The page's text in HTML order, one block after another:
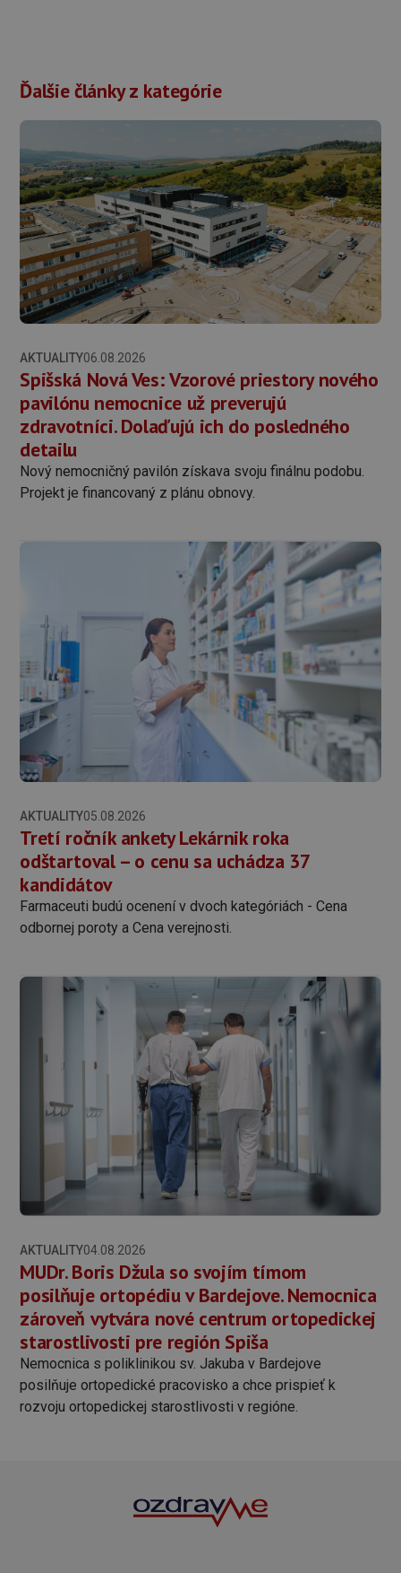
Ďalšie články z kategórie
AKTUALITY06.08.2026
Spišská Nová Ves: Vzorové priestory nového
pavilónu nemocnice už preverujú
zdravotníci. Dolaďujú ich do posledného
detailu
Nový nemocničný pavilón získava svoju finálnu podobu.
Projekt je financovaný z plánu obnovy.
AKTUALITY05.08.2026
Tretí ročník ankety Lekárnik roka
odštartoval – o cenu sa uchádza 37
kandidátov
Farmaceuti budú ocenení v dvoch kategóriách - Cena
odbornej poroty a Cena verejnosti.
AKTUALITY04.08.2026
MUDr. Boris Džula so svojím tímom
posilňuje ortopédiu v Bardejove. Nemocnica
zároveň vytvára nové centrum ortopedickej
starostlivosti pre región Spiša
Nemocnica s poliklinikou sv. Jakuba v Bardejove
posilňuje ortopedické pracovisko a chce prispieť k
rozvoju ortopedickej starostlivosti v regióne.